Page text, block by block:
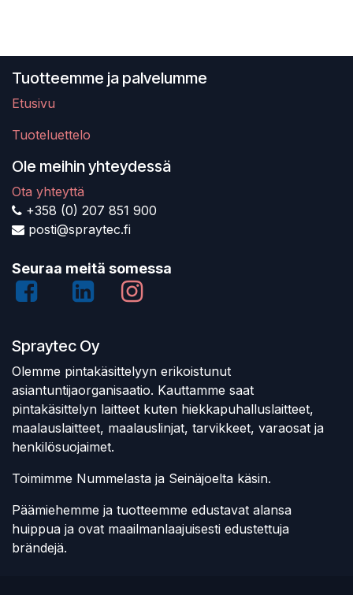
Tuotteemme ja palvelumme
Etusivu
Tuoteluettelo
Ole meihin yhteydessä
Ota yhteyttä
+358 (0) 207 851 900
posti@spraytec.fi
Seuraa meitä somessa
Spraytec Oy
Olemme pintakäsittelyyn erikoistunut
asiantuntijaorganisaatio. Kauttamme saat
pintakäsittelyn laitteet kuten hiekkapuhalluslaitteet,
maalauslaitteet, maalauslinjat, tarvikkeet, varaosat ja
henkilösuojaimet.
Toimimme Nummelasta ja Seinäjoelta käsin.
Päämiehemme ja tuotteemme edustavat alansa
huippua ja ovat maailmanlaajuisesti edustettuja
brändejä.